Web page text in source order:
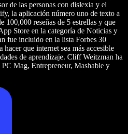
de las personas con dislexia y el
la aplicación número uno de texto a
100,000 reseñas de 5 estrellas y que
Store en la categoría de Noticias y
fue incluido en la lista Forbes 30
que internet sea más accesible
de aprendizaje. Cliff Weitzman ha
Mag, Entrepreneur, Mashable y